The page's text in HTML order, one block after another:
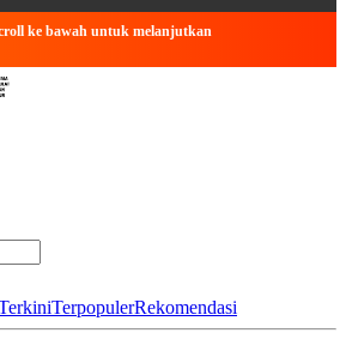
ke bawah untuk melanjutkan
ini...
TerpopulerRekomendasi